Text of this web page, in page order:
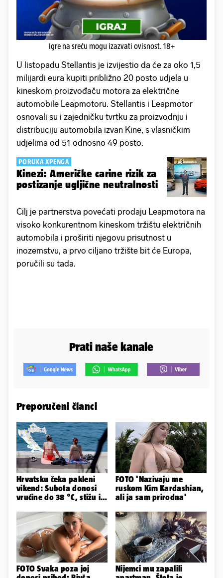
Igre na sreću mogu izazvati ovisnost. 18+
U listopadu Stellantis je izvijestio da će za oko 1,5
milijardi eura kupiti približno 20 posto udjela u
kineskom proizvođaču motora za električne
automobile Leapmotoru. Stellantis i Leapmotor
osnovali su i zajedničku tvrtku za proizvodnju i
distribuciju automobila izvan Kine, s vlasničkim
udjelima od 51 odnosno 49 posto.
PORUKA XPENGA
Kinezi: Američke carine rizik za
postizanje ugljične neutralnosti
Cilj je partnerstva povećati prodaju Leapmotora na
visoko konkurentnom kineskom tržištu električnih
automobila i proširiti njegovu prisutnost u
inozemstvu, a prvo ciljano tržište bit će Europa,
poručili su tada.
Prati naše kanale
Preporučeni članci
Hrvatsku čeka pakleni
vikend: Subota donosi
vrućine do 38 °C, stižu i
FOTO 'Nazivaju me
ruskom Kim Kardashian,
ali ja sam prirodna'
FOTO Svaka poza joj
Nijemci mu zapalili